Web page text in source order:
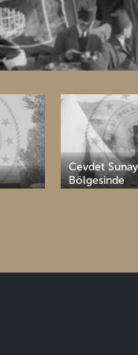
Çaycuma'da
Temel Atma